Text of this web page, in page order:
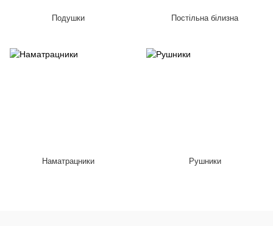
Подушки Постільна білизна
Наматрацники Рушники